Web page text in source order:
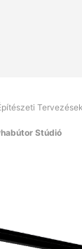
Stúdió